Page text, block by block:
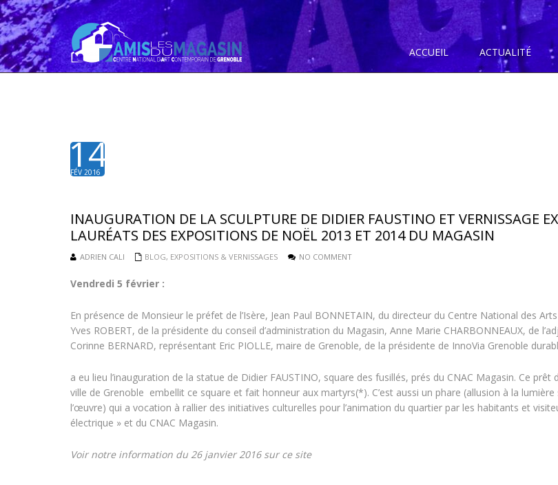
ACCUEIL
ACTUALITÉ
14
FÉV 2016
INAUGURATION DE LA SCULPTURE DE DIDIER FAUSTINO ET VERNISSAGE
LAURÉATS DES EXPOSITIONS DE NOËL 2013 ET 2014 DU MAGASIN
ADRIEN CALI BLOG, EXPOSITIONS & VERNISSAGES NO COMMENT
Vendredi 5 février :
En présence de Monsieur le préfet de l’Isère, Jean Paul BONNETAIN, du directeur du Centre National des
Yves ROBERT, de la présidente du conseil d’administration du Magasin, Anne Marie CHARBONNEAUX, de
Corinne BERNARD, représentant Eric PIOLLE, maire de Grenoble, de la présidente de InnoVia Grenoble
a eu lieu l’inauguration de la statue de Didier FAUSTINO, square des fusillés, prés du CNAC Magasin. Ce
ville de Grenoble embellit ce square et fait honneur aux martyrs(*). C’est aussi un phare (allusion à la
l’œuvre) qui a vocation à rallier des initiatives culturelles pour l’animation du quartier par les habitants et
électrique » et du CNAC Magasin.
Voir notre information du 26 janvier 2016 sur ce site